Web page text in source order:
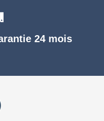
24 mois